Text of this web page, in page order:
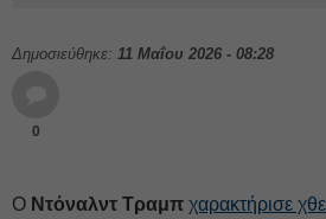
Δημοσιεύθηκε: 11 Μαΐου 2026 - 08:28
0
Ο Ντόναλντ Τραμπ χαρακτήρισε